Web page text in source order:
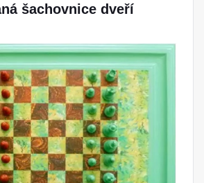
šachovnice dveří